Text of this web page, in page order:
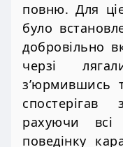
повню. Для
було
добровільно
черзі
з’юрмившись
рахуючи
поведінку